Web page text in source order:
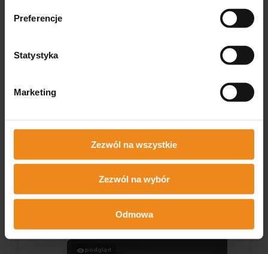
Preferencje
Statystyka
Marketing
Zezwól na wszystkie
Zezwól na wybór
Odmowa
zawiera 8% VAT, bez kosztów
dostawy
zawiera 8% VAT, bez kosztów
Produkt nie posiada recenzji
Może zainteresują Cię inne ocenione produkty
podgląd